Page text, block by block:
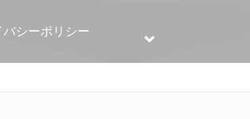
バシーポリシー